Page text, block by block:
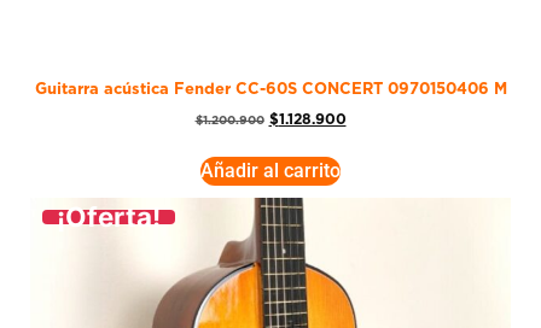
Guitarra acústica Fender CC-60S CONCERT 0970150406 M
$1.200.900 $1.128.900
Añadir al carrito
¡Oferta!